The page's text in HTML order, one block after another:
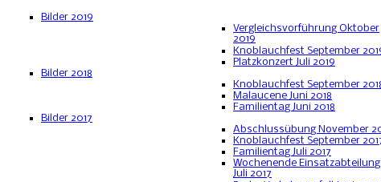
Bilder 2019
Vergleichsvorführung Oktober
2019
Knoblauchfest September
Platzkonzert Juli 2019
Bilder 2018
Knoblauchfest September
Malaucene Juni 2018
Familientag Juni 2018
Bilder 2017
Abschlussübung November
Knoblauchfest September
Familientag Juli 2017
Wochenende Einsatzabteilung
Juli 2017